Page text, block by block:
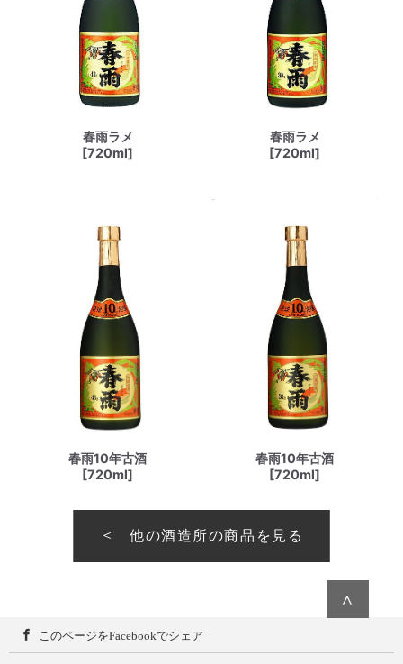
春雨ラメ
[720ml]
春雨ラメ
[720ml]
春雨10年古酒
[720ml]
春雨10年古酒
[720ml]
他の酒造所の商品を見る
∧
このページをFacebookでシェア